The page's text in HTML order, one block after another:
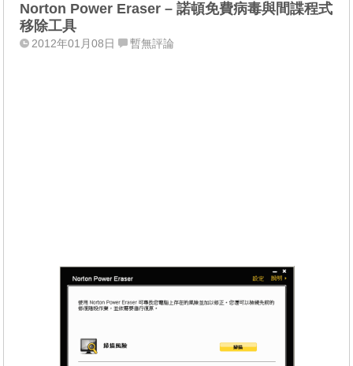
Norton Power Eraser – 諾頓免費病毒與間諜程式
移除工具
2012年01月08日 暫無評論